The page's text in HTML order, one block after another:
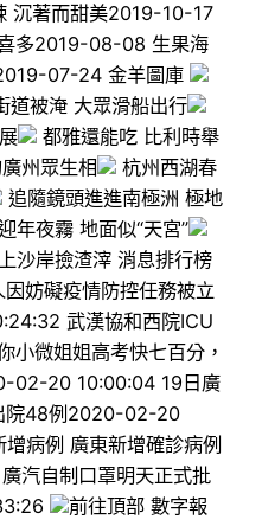
沉著而甜美2019-10-17
多2019-08-08 生果海
07-24 金羊圖庫
道被淹 大眾滑船出行
都雅還能吃 比利時舉
州眾生相
杭州西湖春
追隨鏡頭進進南極洲 極地
年夜霧 地面似“天宮”
沙岸撿渣滓 消息排行榜
妨礙疫情防控任務被立
武漢協和西院ICU
小微姐姐高考快七百分，
02-20 10:00:04 19日廣
院48例2020-02-20
病例 廣東新增確診病例
汽自制口罩明天正式批
前往頂部 數字報